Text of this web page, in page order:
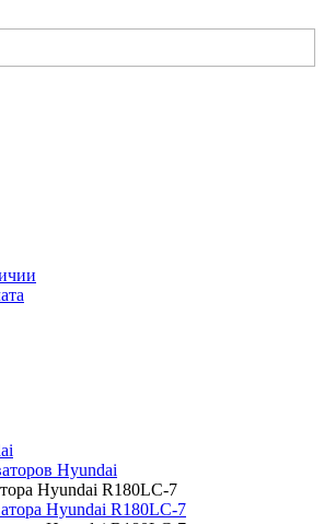
Hyundai
Hyundai R180LC-7